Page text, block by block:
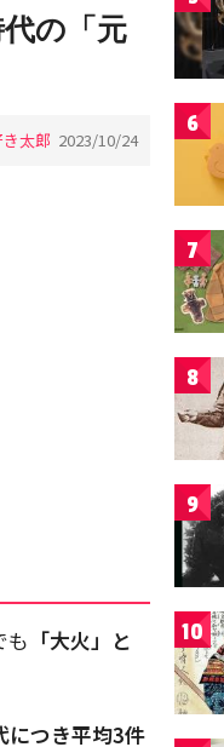
の「元
太郎 2023/10/24
も 「大火」と
につき平均3件
6
7
8
9
10